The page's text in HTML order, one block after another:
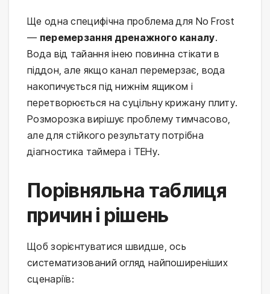
Ще одна специфічна проблема для No Frost
— перемерзання дренажного каналу.
Вода від тайання інею повинна стікати в
піддон, але якщо канал перемерзає, вода
накопичується під нижнім ящиком і
перетворюється на суцільну крижану плиту.
Розморозка вирішує проблему тимчасово,
але для стійкого результату потрібна
діагностика таймера і ТЕНу.
Порівняльна таблиця
причин і рішень
Щоб зорієнтуватися швидше, ось
систематизований огляд найпоширеніших
сценаріїв: